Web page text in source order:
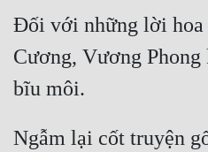
Vô Địch Lưu
Đối với những lời hoa
Cương, Vương
Ngẫm lại cốt truyện